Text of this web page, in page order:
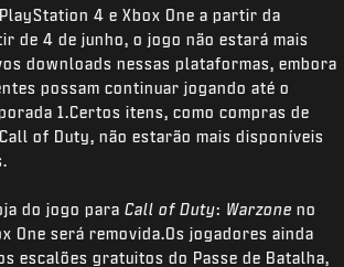
4 e Xbox One a partir da
de 4 de junho, o jogo não estará mais
downloads nessas plataformas, embora
possam continuar jogando até o
1.Certos itens, como compras de
of Duty, não estarão mais disponíveis
do jogo para Call of Duty: Warzone no
One será removida.Os jogadores ainda
escalões gratuitos do Passe de Batalha,